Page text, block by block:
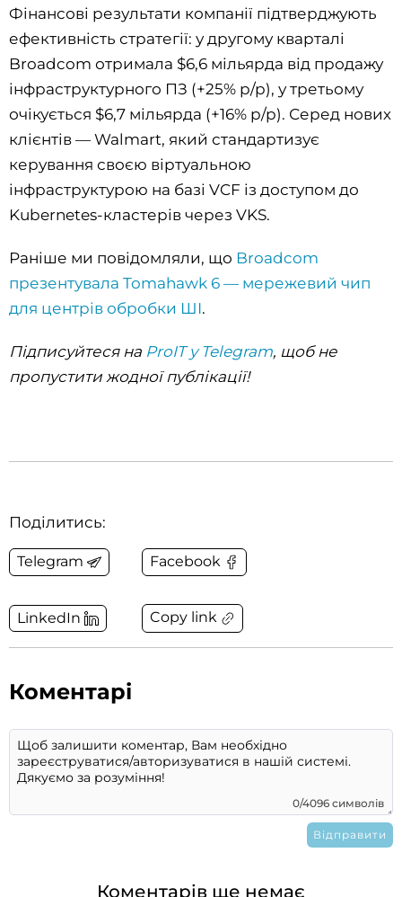
Фінансові результати компанії підтверджують
ефективність стратегії: у другому кварталі
Broadcom отримала $6,6 мільярда від продажу
інфраструктурного ПЗ (+25% р/р), у третьому
очікується $6,7 мільярда (+16% р/р). Серед нових
клієнтів — Walmart, який стандартизує
керування своєю віртуальною
інфраструктурою на базі VCF із доступом до
Kubernetes-кластерів через VKS.
Раніше ми повідомляли, що Broadcom
презентувала Tomahawk 6 — мережевий чип
для центрів обробки ШІ.
Підписуйтеся на ProIT у Telegram, щоб не
пропустити жодної публікації!
Поділитись:
Telegram Facebook
LinkedIn Copy link
Коментарі
0/4096 символів
Коментарів ще немає